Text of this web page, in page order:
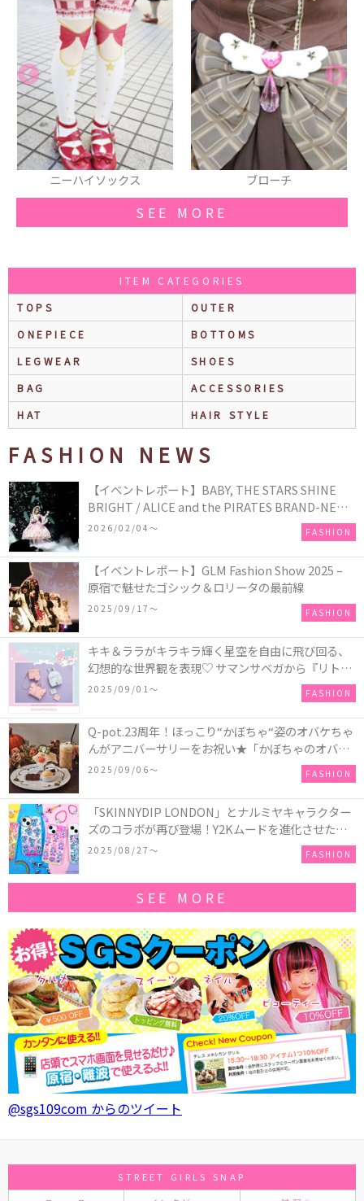
ブローチ ベルト
SEE MORE
ITEM CATEGORIES
TOPS
OUTER
ONEPIECE
BOTTOMS
LEGWEAR
SHOES
BAG
ACCESSORIES
HAT
HAIR STYLE
FASHION NEWS
【イベントレポート】BABY, THE STARS SHINE
BRIGHT / ALICE and the PIRATES BRAND-NEW
COLLECTION in TOKYO
2026/02/04〜 FASHION
【イベントレポート】GLM Fashion Show 2025 –
原宿で魅せたゴシック＆ロリータの最前線
2025/09/17〜 FASHION
キキ＆ララがキラキラ輝く星空を自由に飛び回る、
幻想的な世界観を表現♡ サマンサベガから『リトル
ツインスターズ』50周年アニバーサリーイヤー』を
2025/09/01〜 FASHION
Q-pot.23周年！ほっこり“かぼちゃ“姿のオバケちゃ
んがアニバーサリーをお祝い★「かぼちゃのオバケ
ーキアクセサリー」が新発売！Q-pot CAFE.では
「かぼちゃのオバケーキプレート」も登場
2025/09/06〜 FASHION
「SKINNYDIP LONDON」とナルミヤキャラクター
ズのコラボが再び登場！Y2Kムードを進化させた新
作コレクションを発売♪
2025/08/27〜 FASHION
SEE MORE
@sgs109com からのツイート
STREET GIRLS SNAP